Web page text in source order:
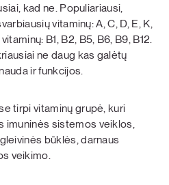
kad ne. Populiariausi,
vitaminų: A, C, D, E, K,
B1, B2, B5, B6, B9, B12.
ne daug kas galėtų
ir funkcijos.
tirpi vitaminų grupė, kuri
imuninės sistemos veiklos,
būklės, darnaus
veikimo.